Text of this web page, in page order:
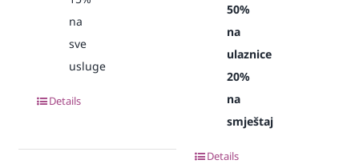
na
sve
usluge
Details
50%
na
ulaznice
20%
na
smještaj
Details